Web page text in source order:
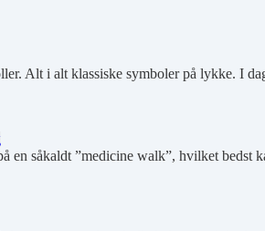
Alt i alt klassiske symboler på lykke. I
såkaldt ”medicine walk”, hvilket bedst